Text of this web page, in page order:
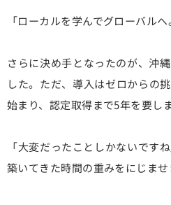
「ローカルを学んでグローバル
さらに決め手となったのが、沖
した。ただ、導入はゼロからの
始まり、認定取得まで5年を要し
「大変だったことしかないです
築いてきた時間の重みをにじませ